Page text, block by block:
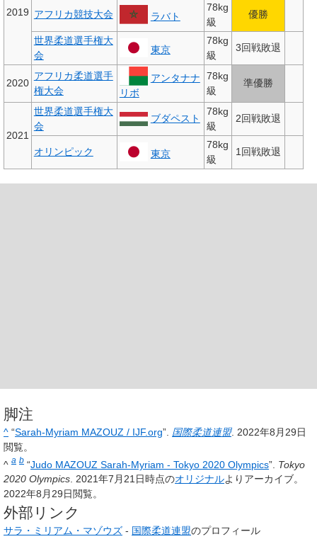
2019 アフリカ競技大会 ラバト
78kg
級
優勝
世界柔道選手権大
会
東京
78kg
級
3回戦敗退
2020
アフリカ柔道選手
権大会
アンタナナ
リボ
78kg
級
準優勝
2021
世界柔道選手権大
会
ブダペスト
78kg
級
2回戦敗退
オリンピック 東京
78kg
級
1回戦敗退
脚注
^ “Sarah-Myriam MAZOUZ / IJF.org”. 国際柔道連盟. 2022年8月29日
閲覧。
^ a b “Judo MAZOUZ Sarah-Myriam - Tokyo 2020 Olympics”. Tokyo
2020 Olympics. 2021年7月21日時点のオリジナルよりアーカイブ。
2022年8月29日閲覧。
外部リンク
サラ・ミリアム・マゾウズ - 国際柔道連盟のプロフィール